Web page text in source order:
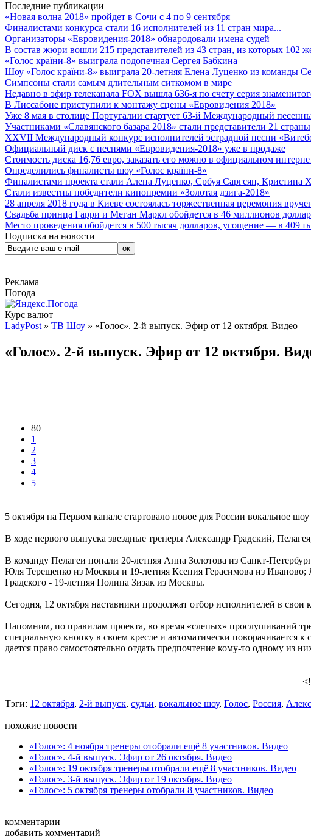
Последние публикации
«Новая волна 2018» пройдет в Сочи с 4 по 9 сентября
Финалистами конкурса стали 16 исполнителей из 11 стран мира...
Организаторы «Евровидения-2018» обнародовали имена судей
В состав жюри вошли 215 представителей из 43 стран, из которых
«Голос країни-8» выиграла подопечная Сергея Бабкина
Шоу «Голос країни-8» выиграла 20-летняя Елена Луценко из команды
Симпсоны стали самым длительным ситкомом в мире
Недавно в эфир телеканала FOX вышла 636-я по счету серия
В Лиссабоне приступили к монтажу сцены «Евровидения 2018»
Уже 8 мая в столице Португалии стартует 63-й Международный
Участниками «Славянского базара 2018» стали представители 21 страны
XXVII Международный конкурс исполнителей эстрадной песни
Официальный диск с песнями «Евровидения-2018» уже в продаже
Стоимость диска 16,76 евро, заказать его можно в официальном
Определились финалисты шоу «Голос країни-8»
Финалистами проекта стали Алена Луценко, Србуя Саргсян, Кристина
Стали известны победители кинопремии «Золотая дзига-2018»
28 апреля 2018 года в Киеве состоялась торжественная церемония
Свадьба принца Гарри и Меган Маркл обойдется в 46 миллионов
Место проведения обойдется в 500 тысяч долларов, угощение — в 409
Подписка на новости
Реклама
Погода
Курс валют
LadyPost » ТВ Шоу » «Голос». 2-й выпуск. Эфир от 12 октября. Видео
«Голос». 2-й выпуск. Эфир от 12 октября.
80
1
2
3
4
5
5 октября на Первом канале стартовало новое для России вокальное
В ходе первого выпуска звездные тренеры Александр Градский,
В команду Пелагеи попали 20-летняя Анна Золотова из Санкт-
Юля Терещенко из Москвы и 19-летняя Ксения Герасимова из
Градского - 19-летняя Полина Зизак из Москвы.
Сегодня, 12 октября наставники продолжат отбор исполнителей в
Напомним, по правилам проекта, во время «слепых» прослушиваний
специальную кнопку в своем кресле и автоматически поворачивается
дается право самостоятельно отдать предпочтение кому-то одному из
Тэги: 12 октября, 2-й выпуск, судьи, вокальное шоу, Голос, Россия,
похожие новости
«Голос»: 4 ноября тренеры отобрали ещё 8 участников. Видео
«Голос». 4-й выпуск. Эфир от 26 октября. Видео
«Голос»: 19 октября тренеры отобрали ещё 8 участников. Видео
«Голос». 3-й выпуск. Эфир от 19 октября. Видео
«Голос»: 5 октября тренеры отобрали 8 участников. Видео
комментарии
добавить комментарий